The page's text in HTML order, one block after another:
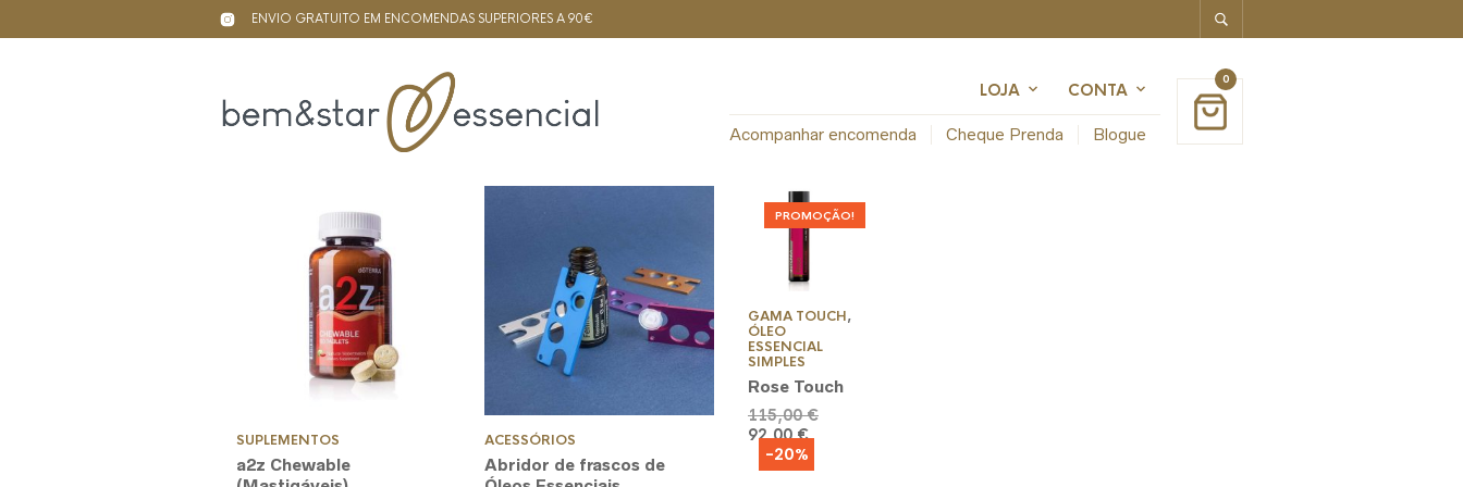
ENVIO GRATUITO EM ENCOMENDAS SUPERIORES A 90€
LOJA CONTA
Acompanhar encomenda Cheque Prenda Blogue
0
SUPLEMENTOS
a2z Chewable
ACESSÓRIOS
Abridor de frascos de
PROMOÇÃO!
GAMA TOUCH,
ÓLEO
ESSENCIAL
SIMPLES
Rose Touch
115,00€O
92,00€O
atual
-20%